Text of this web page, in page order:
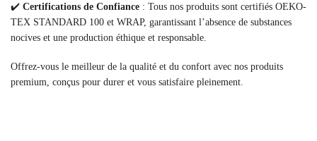
✔️ Certifications de Confiance : Tous nos produits sont certifiés OEKO-
TEX STANDARD 100 et WRAP, garantissant l’absence de substances
nocives et une production éthique et responsable.
Offrez-vous le meilleur de la qualité et du confort avec nos produits
premium, conçus pour durer et vous satisfaire pleinement.